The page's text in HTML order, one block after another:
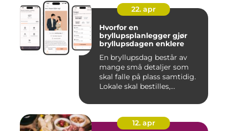
22. apr
Hvorfor en
bryllupsplanlegger gjør
bryllupsdagen enklere
En bryllupsdag består av
mange små detaljer som
skal falle på plass samtidig.
Lokale skal bestilles,...
12. apr